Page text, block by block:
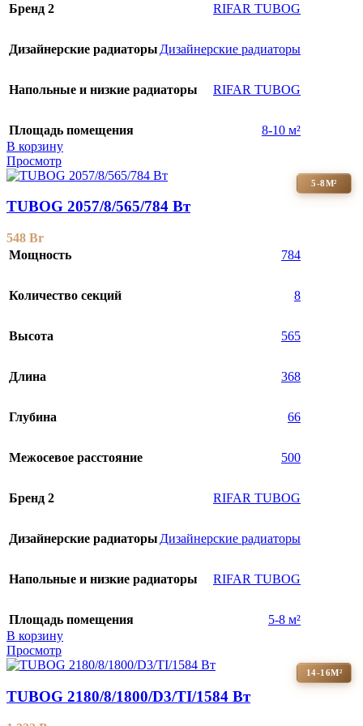
Бренд 2 RIFAR TUBOG
Дизайнерские радиаторы Дизайнерские радиаторы
Напольные и низкие радиаторы RIFAR TUBOG
Площадь помещения
8-10 м²
В корзину
Просмотр
5-8М²
TUBOG 2057/8/565/784 Вт
548 Br
Мощность
784
Количество секций 8
Высота 565
Длина 368
Глубина 66
Межосевое расстояние 500
Бренд 2 RIFAR TUBOG
Дизайнерские радиаторы Дизайнерские радиаторы
Напольные и низкие радиаторы RIFAR TUBOG
Площадь помещения
5-8 м²
В корзину
Просмотр
14-16М²
TUBOG 2180/8/1800/D3/TI/1584 Вт